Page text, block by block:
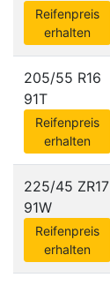
Reifenpreis
erhalten
205/55 R16
91T
Reifenpreis
erhalten
225/45 ZR17
91W
Reifenpreis
erhalten